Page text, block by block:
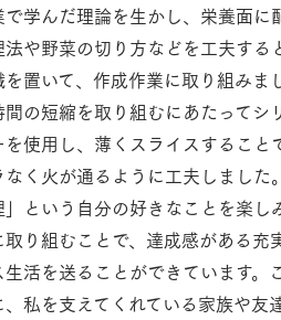
で学んだ理論を生かし、栄養面に
法や野菜の切り方などを工夫する
を置いて、作成作業に取り組みま
間の短縮を取り組むにあたってシ
を使用し、薄くスライスすること
なく火が通るように工夫しました
」という自分の好きなことを楽し
取り組むことで、達成感がある充
生活を送ることができています。
、私を支えてくれている家族や友